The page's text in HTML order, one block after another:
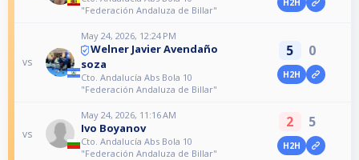
"Federación Andaluza de Billar"
H2H
vs
May 24, 2026, 12:24 PM
Welner Javier Avendaño
soza
Cto. Andalucía Abs Bola 10
"Federación Andaluza de Billar"
5 0
H2H
vs
May 24, 2026, 11:16 AM
Ivo Boyanov
Cto. Andalucía Abs Bola 10
"Federación Andaluza de Billar"
2 5
H2H